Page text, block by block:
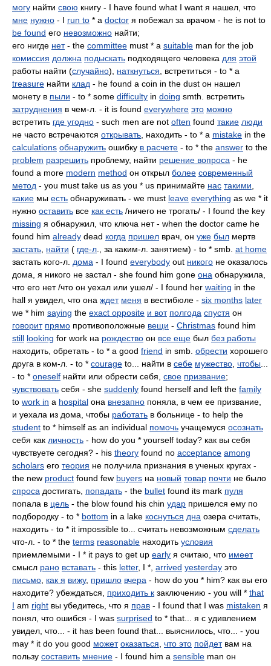
могу найти свою книгу - I have found what I want я нашел, что
мне нужно - I run to * a doctor я побежал за врачом - he is not to
be found его невозможно найти;
его нигде нет- the committee must * a suitable man for the job
комиссия должна подыскать подходящего человека для этой
работы найти (случайно), наткнуться , встретиться - to * a
treasure найти клад - he found a coin in the dust он нашел
монету в пыли - to * some difficulty in doing smth. встретить
затруднения в чем-л. - it is found everywhere это можно
встретить где угодно - such men are not often found такие люди
не часто встречаются открывать , находить - to * a mistake in the
calculations обнаружить ошибку в расчете - to * the answer to the
problem разрешить проблему, найти решение вопроса - he
found a more modern method он открыл более современный
метод - you must take us as you * us принимайте нас такими
какие мы есть обнаруживать - we must leave everything as we * it
нужно оставить все как есть /ничего не трогать/ - I found the key
missing я обнаружил, что ключа нет - when the doctor came he
found him already dead когда пришел врач, он уже был мертв
застать найти ( где-л ., за каким-л. занятием) - to * smb. at home
застать кого-л. дома - I found everybody out никого не оказалось
дома, я никого не застал - she found him gone она обнаружила,
что его нет /что он уехал или ушел/ - I found her waiting in the
hall я увидел, что она ждет меня в вестибюле - six months later
we * him saying the exact opposite и вот полгода спустя он
говорит прямо противоположные вещи - Christmas found him
still looking for work на рождество он все еще был без работы
находить, обретать - to * a good friend in smb. обрести хорошего
друга в ком-л. - to * courage to... найти в себе мужество чтобы
- to * oneself найти или обрести себя, свое призвание;
чувствовать себя - she suddenly found herself and left the family
to work in a hospital она внезапно поняла, в чем ее призвание,
и уехала из дома, чтобы работать в больнице - to help the
student to * himself as an individual помочь учащемуся осознать
себя как личность - how do you * yourself today? как вы себя
чувствуете сегодня? - his theory found no acceptance among
scholars его теория не получила признания в ученых кругах -
the new product found few buyers на новый товар почти не было
спроса достигать, попадать - the bullet found its mark пуля
попала в цель - the blow found his chin удар пришелся ему по
подбородку - to * bottom in a lake коснуться дна озера считать,
находить - to * it impossible to... считать невозможным сделать
что-л. - to * the terms reasonable находить условия
приемлемыми - I * it pays to get up early я считаю, что имеет
смысл рано вставать - this letter, I *, arrived yesterday это
письмо как я вижу, пришло вчера - how do you * him? как вы его
находите? убеждаться, приходить к заключению - you will * that
I am right вы убедитесь, что я прав - I found that I was mistaken я
понял, что ошибся - I was surprised to * that... я с удивлением
увидел, что... - it has been found that... выяснилось, что... - you
may * it do you good может оказаться что это пойдетвам на
пользу составить мнение - I found him a sensible man он